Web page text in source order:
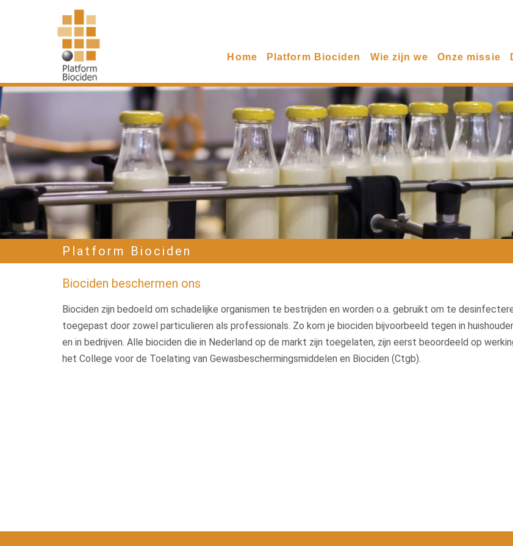
Home Platform Biociden Wie zijn we Onze missie
Platform Biociden
Biociden beschermen ons
Biociden zijn bedoeld om schadelijke organismen te bestrijden en worden o.a. gebruikt om te
toegepast door zowel particulieren als professionals. Zo kom je biociden bijvoorbeeld tegen in
en in bedrijven. Alle biociden die in Nederland op de markt zijn toegelaten, zijn eerst beoordeeld op
het College voor de Toelating van Gewasbeschermingsmiddelen en Biociden (Ctgb).